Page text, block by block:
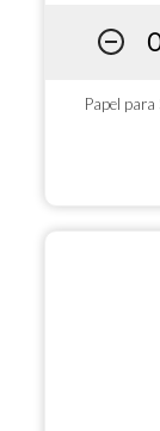
Papel para